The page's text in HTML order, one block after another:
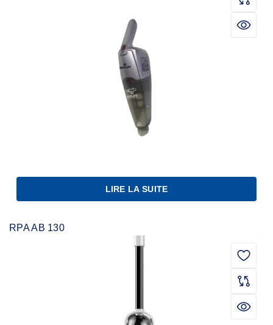
LIRE LA SUITE
RPA AB 130